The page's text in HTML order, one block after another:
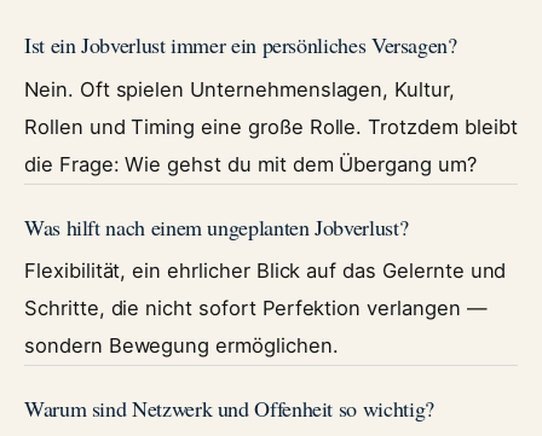
Ist ein Jobverlust immer ein persönliches Versagen?
Nein. Oft spielen Unternehmenslagen, Kultur,
Rollen und Timing eine große Rolle. Trotzdem bleibt
die Frage: Wie gehst du mit dem Übergang um?
Was hilft nach einem ungeplanten Jobverlust?
Flexibilität, ein ehrlicher Blick auf das Gelernte und
Schritte, die nicht sofort Perfektion verlangen —
sondern Bewegung ermöglichen.
Warum sind Netzwerk und Offenheit so wichtig?